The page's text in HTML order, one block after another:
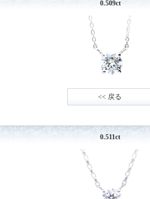
0.509ct
<< 戻る
0.511ct